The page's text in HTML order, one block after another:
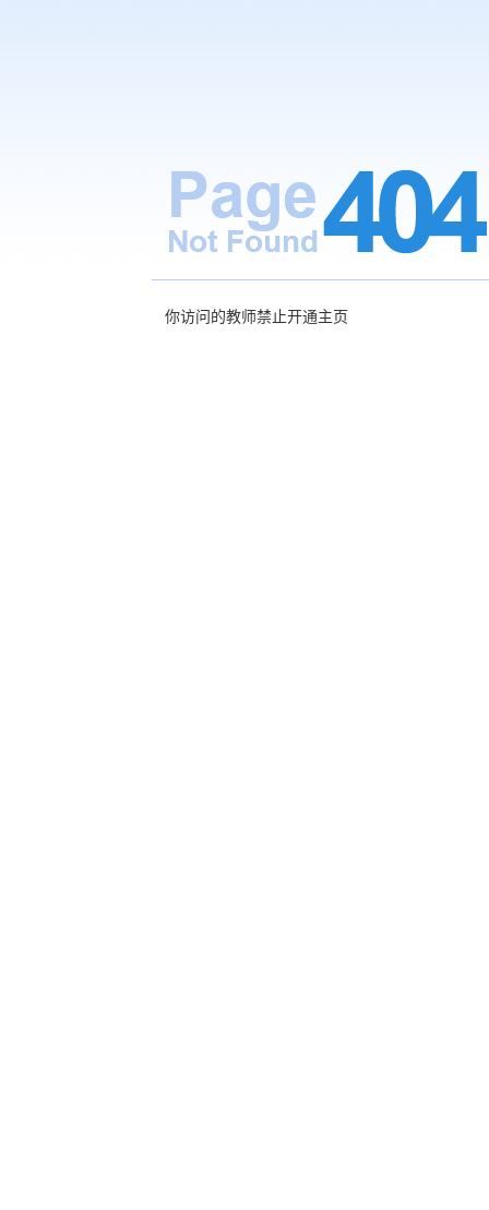
你访问的教师禁止开通主页